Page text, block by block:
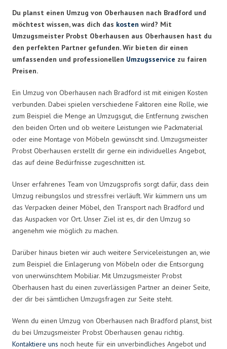
Du planst einen Umzug von Oberhausen nach Bradford und
möchtest wissen, was dich das kosten wird? Mit
Umzugsmeister Probst Oberhausen aus Oberhausen hast du
den perfekten Partner gefunden. Wir bieten dir einen
umfassenden und professionellen Umzugsservice zu fairen
Preisen.
Ein Umzug von Oberhausen nach Bradford ist mit einigen Kosten
verbunden. Dabei spielen verschiedene Faktoren eine Rolle, wie
zum Beispiel die Menge an Umzugsgut, die Entfernung zwischen
den beiden Orten und ob weitere Leistungen wie Packmaterial
oder eine Montage von Möbeln gewünscht sind. Umzugsmeister
Probst Oberhausen erstellt dir gerne ein individuelles Angebot,
das auf deine Bedürfnisse zugeschnitten ist.
Unser erfahrenes Team von Umzugsprofis sorgt dafür, dass dein
Umzug reibungslos und stressfrei verläuft. Wir kümmern uns um
das Verpacken deiner Möbel, den Transport nach Bradford und
das Auspacken vor Ort. Unser Ziel ist es, dir den Umzug so
angenehm wie möglich zu machen.
Darüber hinaus bieten wir auch weitere Serviceleistungen an, wie
zum Beispiel die Einlagerung von Möbeln oder die Entsorgung
von unerwünschtem Mobiliar. Mit Umzugsmeister Probst
Oberhausen hast du einen zuverlässigen Partner an deiner Seite,
der dir bei sämtlichen Umzugsfragen zur Seite steht.
Wenn du einen Umzug von Oberhausen nach Bradford planst, bist
du bei Umzugsmeister Probst Oberhausen genau richtig.
Kontaktiere uns noch heute für ein unverbindliches Angebot und